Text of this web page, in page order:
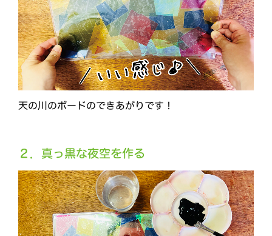
天の川のボードのできあがりです！
２．真っ黒な夜空を作る